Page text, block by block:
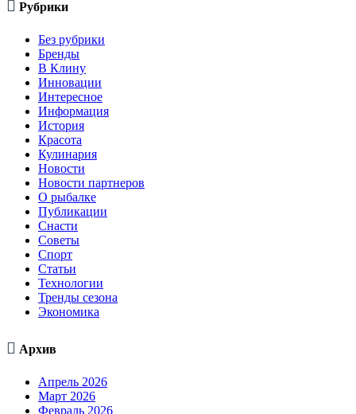
 Рубрики
Без рубрики
Бренды
В Клину
Инновации
Интересное
Информация
История
Красота
Кулинария
Новости
Новости партнеров
О рыбалке
Публикации
Снасти
Советы
Спорт
Статьи
Технологии
Тренды сезона
Экономика
 Архив
Апрель 2026
Март 2026
Февраль 2026